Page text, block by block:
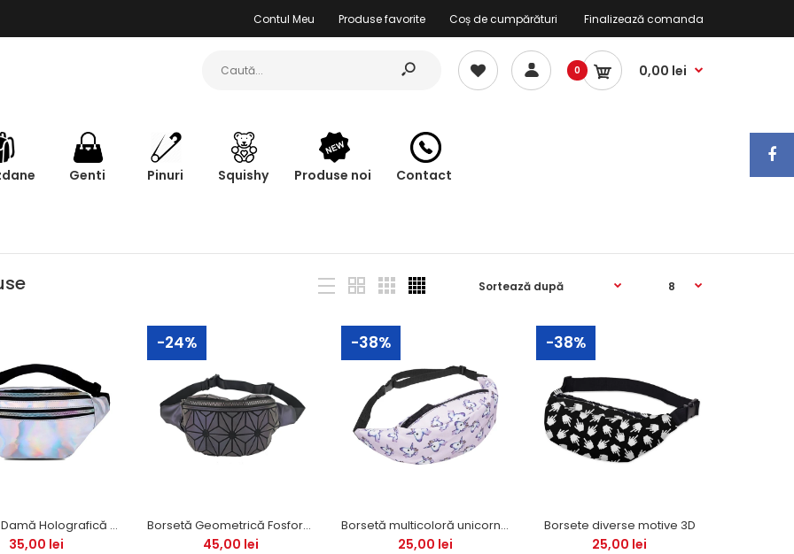
Contul Meu Produse favorite Coș de cumpărături Finalizează comanda
0 0,00 lei
Genti Pinuri Squishy Produse noi Contact
Borsetă Damă Holografică
PU
Stoc 0
Borseta Holografică este concepută special
pentru ca tu să nu mai fi nevoit(ă) să îți transporți
lucrurile în mână...
Borsetă Damă Holografică PU
35,00 lei
-24%
Borsetă Geometrică Fosforescentă PREMIUM (Unisex)
45,00 lei
-38%
Borsetă multicoloră unicorni & gogoși
25,00 lei
-38%
Borsete diverse motive 3D
25,00 lei